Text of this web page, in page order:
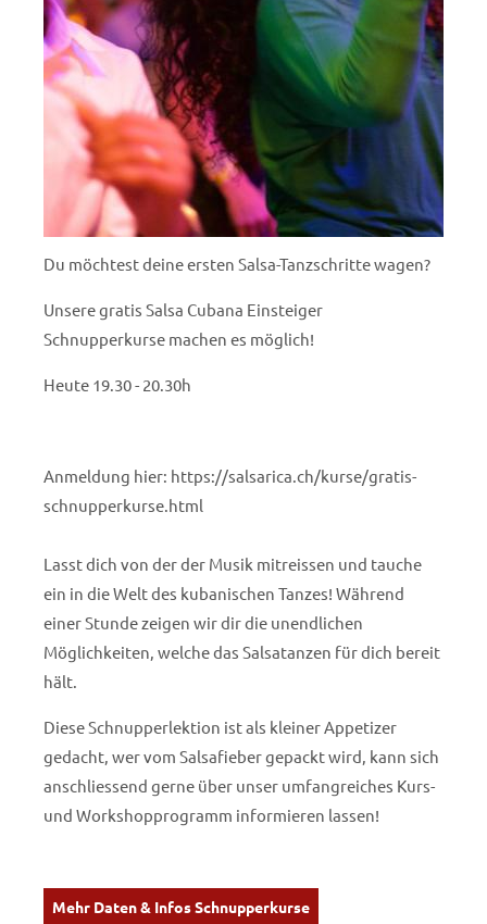
Du möchtest deine ersten Salsa-Tanzschritte wagen?
Unsere gratis Salsa Cubana Einsteiger
Schnupperkurse machen es möglich!
Heute 19.30 - 20.30h
Anmeldung hier: https://salsarica.ch/kurse/gratis-
schnupperkurse.html
Lasst dich von der der Musik mitreissen und tauche
ein in die Welt des kubanischen Tanzes! Während
einer Stunde zeigen wir dir die unendlichen
Möglichkeiten, welche das Salsatanzen für dich bereit
hält.
Diese Schnupperlektion ist als kleiner Appetizer
gedacht, wer vom Salsafieber gepackt wird, kann sich
anschliessend gerne über unser umfangreiches Kurs-
und Workshopprogramm informieren lassen!
Mehr Daten & Infos Schnupperkurse